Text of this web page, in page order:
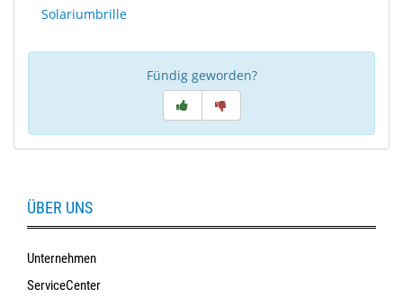
Solariumbrille
Fündig geworden?
ÜBER UNS
Unternehmen
ServiceCenter